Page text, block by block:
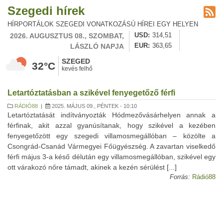
Szegedi hírek
HÍRPORTÁLOK SZEGEDI VONATKOZÁSÚ HÍREI EGY HELYEN
2026. AUGUSZTUS 08., SZOMBAT,
LÁSZLÓ NAPJA
USD
314,51
EUR
363,65
32°C SZEGED
kevés felhő
Letartóztatásban a szikével fenyegetőző férfi
RÁDIÓ88 | 2025. MÁJUS 09., PÉNTEK - 10:10
Letartóztatását indítványozták Hódmezővásárhelyen annak a
férfinak, akit azzal gyanúsítanak, hogy szikével a kezében
fenyegetőzött egy szegedi villamosmegállóban – közölte a
Csongrád-Csanád Vármegyei Főügyészség. A zavartan viselkedő
férfi május 3-a késő délután egy villamosmegállóban, szikével egy
ott várakozó nőre támadt, akinek a kezén sérülést [...]
Forrás: Rádió88